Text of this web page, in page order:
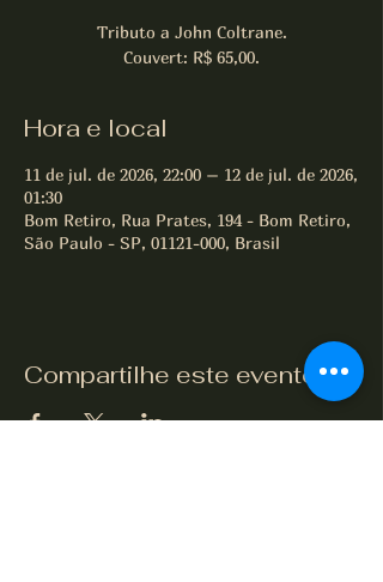
Tributo a John Coltrane.
Couvert: R$ 65,00.
Hora e local
11 de jul. de 2026, 22:00 – 12 de jul. de 2026,
01:30
Bom Retiro, Rua Prates, 194 - Bom Retiro,
São Paulo - SP, 01121-000, Brasil
Compartilhe este evento